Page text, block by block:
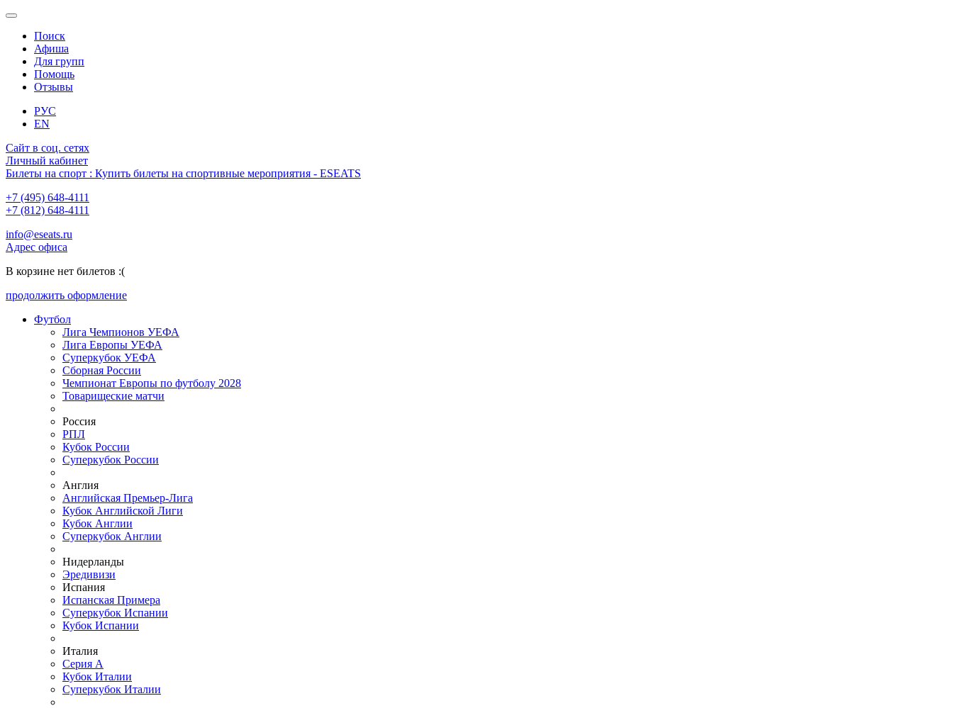
Поиск
Афиша
Для групп
Помощь
Отзывы
РУС
EN
Сайт в соц. сетях
Личный кабинет
Билеты на спорт : Купить билеты на спортивные мероприятия - ESEATS
+7 (495) 648-4111
+7 (812) 648-4111
info@eseats.ru
Адрес офиса
В корзине нет билетов :(
продолжить оформление
Футбол
Лига Чемпионов УЕФА
Лига Европы УЕФА
Суперкубок УЕФА
Сборная России
Чемпионат Европы по футболу 2028
Товарищеские матчи
Россия
РПЛ
Кубок России
Суперкубок России
Англия
Английская Премьер-Лига
Кубок Английской Лиги
Кубок Англии
Суперкубок Англии
Нидерланды
Эредивизи
Испания
Испанская Примера
Суперкубок Испании
Кубок Испании
Италия
Серия А
Кубок Италии
Суперкубок Италии